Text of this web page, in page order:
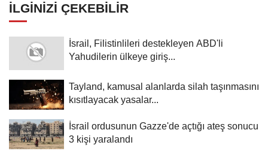
İLGINIZI ÇEKEBILIR
İsrail, Filistinlileri destekleyen ABD'li
Yahudilerin ülkeye giriş...
Tayland, kamusal alanlarda silah taşınmasını
kısıtlayacak yasalar...
İsrail ordusunun Gazze'de açtığı ateş sonucu
3 kişi yaralandı